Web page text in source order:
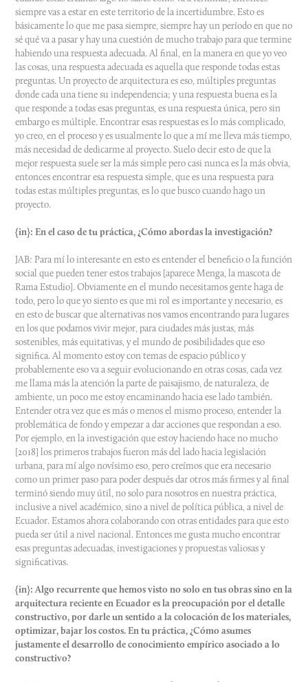
siempre vas a estar en este territorio de la incertidumbre. Esto es
básicamente lo que me pasa siempre, siempre hay un período en que no
sé qué va a pasar y hay una cuestión de mucho trabajo para que termine
habiendo una respuesta adecuada. Al final, en la manera en que yo veo
las cosas, una respuesta adecuada es aquella que responde todas estas
preguntas. Un proyecto de arquitectura es eso, múltiples preguntas
donde cada una tiene su independencia; y una respuesta buena es la
que responde a todas esas preguntas, es una respuesta única, pero sin
embargo es múltiple. Encontrar esas respuestas es lo más complicado,
yo creo, en el proceso y es usualmente lo que a mí me lleva más tiempo,
más necesidad de dedicarme al proyecto. Suelo decir esto de que la
mejor respuesta suele ser la más simple pero casi nunca es la más obvia,
entonces encontrar esa respuesta simple, que es una respuesta para
todas estas múltiples preguntas, es lo que busco cuando hago un
proyecto.
{in}: En el caso de tu práctica, ¿Cómo abordas la investigación?
JAB: Para mí lo interesante en esto es entender el beneficio o la función
social que pueden tener estos trabajos [aparece Menga, la mascota de
Rama Estudio]. Obviamente en el mundo necesitamos gente haga de
todo, pero lo que yo siento es que mi rol es importante y necesario, es
en esto de buscar que alternativas nos vamos encontrando para lugares
en los que podamos vivir mejor, para ciudades más justas, más
sostenibles, más equitativas, y el mundo de posibilidades que eso
significa. Al momento estoy con temas de espacio público y
probablemente eso va a seguir evolucionando en otras cosas, cada vez
me llama más la atención la parte de paisajismo, de naturaleza, de
ambiente, un poco me estoy encaminando hacia ese lado también.
Entender otra vez que es más o menos el mismo proceso, entender la
problemática de fondo y empezar a dar acciones que respondan a eso.
Por ejemplo, en la investigación que estoy haciendo hace no mucho
[2018] los primeros trabajos fueron más del lado hacia legislación
urbana, para mí algo novísimo eso, pero creímos que era necesario
como un primer paso para poder después dar otros más firmes y al final
terminó siendo muy útil, no solo para nosotros en nuestra práctica,
inclusive a nivel académico, sino a nivel de política pública, a nivel de
Ecuador. Estamos ahora colaborando con otras entidades para que esto
pueda ser útil a nivel nacional. Entonces me gusta mucho encontrar
esas preguntas adecuadas, investigaciones y propuestas valiosas y
significativas.
{in}: Algo recurrente que hemos visto no solo en tus obras sino en la
arquitectura reciente en Ecuador es la preocupación por el detalle
constructivo, por darle un sentido a la colocación de los materiales,
optimizar, bajar los costos. En tu práctica, ¿Cómo asumes
justamente el desarrollo de conocimiento empírico asociado a lo
constructivo?